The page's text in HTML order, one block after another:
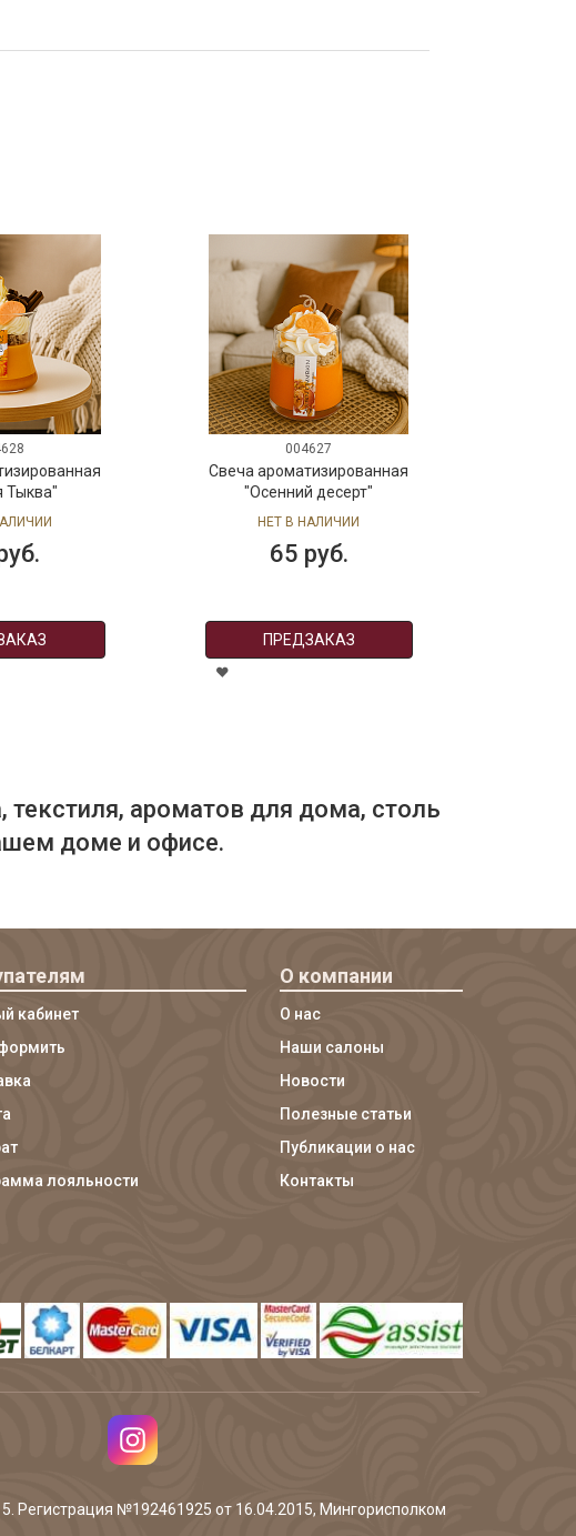
Тыква"
004627
Свеча ароматизированная
"Осенний десерт"
НЕТ В НАЛИЧИИ
65 руб.
ПРЕДЗАКАЗ
текстиля, ароматов для дома, столь
доме и офисе.
кабинет
лояльности
О компании
О нас
Наши салоны
Новости
Полезные статьи
Публикации о нас
Контакты
Регистрация №192461925 от 16.04.2015, Мингорисполком